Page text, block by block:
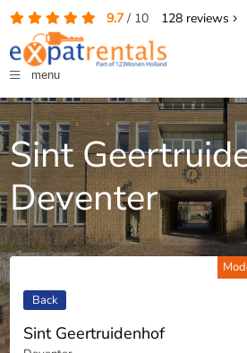
9.7/ 10 128reviews
menu
Sint
Deventer
Back
Sint Geertruidenhof